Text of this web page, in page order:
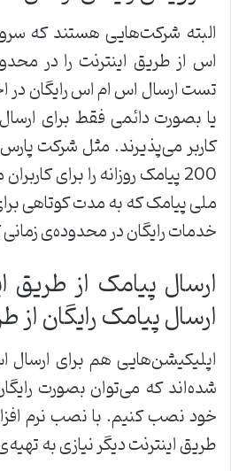
البته شرکت‌هایی هستند که
اس از طریق اینترنت را در
تست ارسال اس ام اس رایگان در
یا بصورت دائمی فقط برای
کاربر می‌پذیرند. مثل شرکت
200 پیامک روزانه را برای
ملی پیامک که به مدت کوتاهی
خدمات رایگان در محدوده‌ی
ارسال‌ پیامک از طریق
ارسال پیامک رایگان از
اپلیکیشن‌هایی هم برای
شده‌اند که می‌توان بصورت
خود نصب کنیم. با نصب نرم
طریق اینترنت دیگر نیازی به